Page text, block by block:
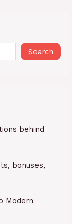
Search
behind
bonuses,
Modern